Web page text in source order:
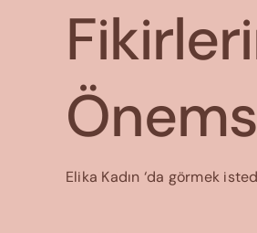
Elika Kadın ‘da görmek